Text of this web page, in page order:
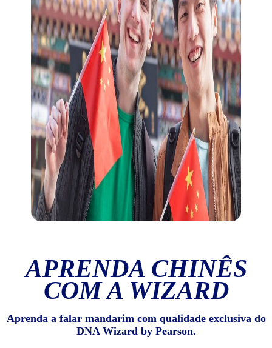
APRENDA CHINÊS
COM A WIZARD
Aprenda a falar mandarim com qualidade exclusiva do
DNA Wizard by Pearson.